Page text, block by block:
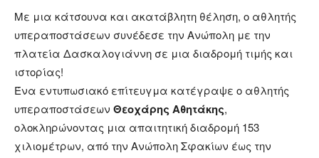
Με μια κάτσουνα και ακατάβλητη θέληση, ο αθλητής
υπεραποστάσεων συνέδεσε την Ανώπολη με την
πλατεία Δασκαλογιάννη σε μια διαδρομή τιμής και
ιστορίας!
Ένα εντυπωσιακό επίτευγμα κατέγραψε ο αθλητής
υπεραποστάσεων Θεοχάρης Αθητάκης,
ολοκληρώνοντας μια απαιτητική διαδρομή 153
χιλιομέτρων, από την Ανώπολη Σφακίων έως την